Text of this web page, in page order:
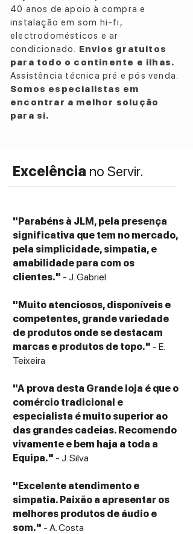
Sensitivity:
90dB at 1M, 2.83V
Nominal Impedance:
6 Ohms
Crossover Frequencies:600 Hz, 1.7 kHz
Cabinet Type:Bass-Reflex via rear-firing
tuned port
Dimensions (W x D x H):300 x 350 x 1058
mm
40 anos de apoio à compra e
instalação em som hi-fi,
electrodomésticos e ar
condicionado. Envios gratuitos
para todo o continente e ilhas.
Assistência técnica pré e pós venda.
Somos especialistas em
encontrar a melhor solução
para si.
Excelência no Servir.
"Parabéns à JLM, pela presença
significativa que tem no mercado,
pela simplicidade, simpatia, e
amabilidade para com os
clientes." - J. Gabriel
"Muito atenciosos, disponíveis e
competentes, grande variedade
de produtos onde se destacam
marcas e produtos de topo." - E.
Teixeira
"A prova desta Grande loja é que o
comércio tradicional e
especialista é muito superior ao
das grandes cadeias. Recomendo
vivamente e bem haja a toda a
Equipa." - J. Silva
"Excelente atendimento e
simpatia. Paixão a apresentar os
melhores produtos de áudio e
som." - A. Costa